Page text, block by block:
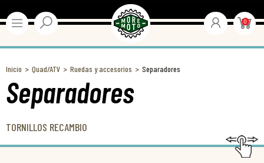
0
Inicio Quad/ATV Ruedas y accesorios Separadores
Separadores
TORNILLOS RECAMBIO